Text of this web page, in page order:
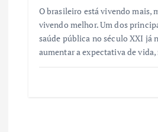
O brasileiro está vivendo mais,
vivendo melhor. Um dos
saúde pública no século XXI já
aumentar a expectativa de